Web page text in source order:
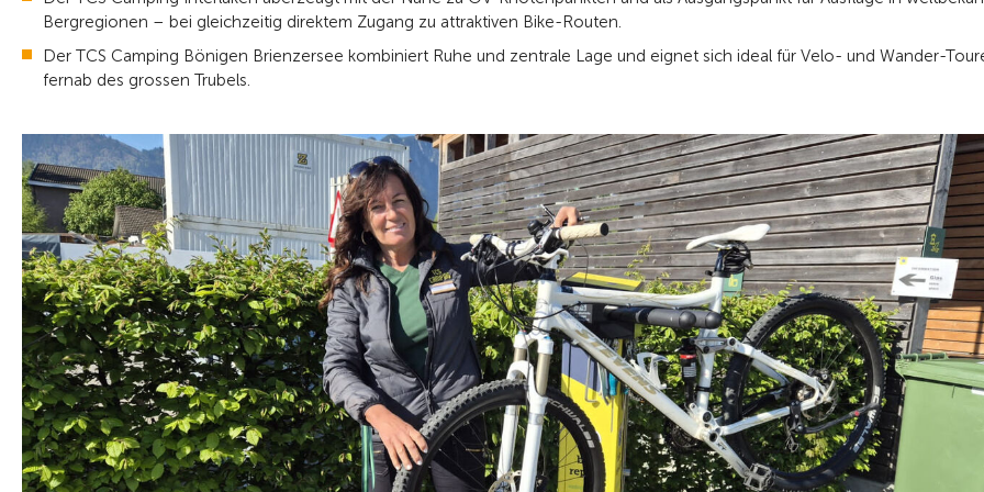
Bergregionen – bei gleichzeitig direktem Zugang zu attraktiven Bike-Routen.
Der TCS Camping Bönigen Brienzersee kombiniert Ruhe und zentrale Lage und eignet sich ideal für Velo- und Wander-
fernab des grossen Trubels.